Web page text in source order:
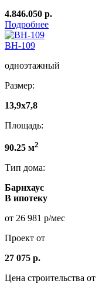
4.846.050 р.
Подробнее
ВН-109
одноэтажный
Размер:
13,9х7,8
Площадь:
90.25 м2
Тип дома:
Барнхаус
В ипотеку
от 26 981 р/мес
Проект от
27 075 р.
Цена строительства от